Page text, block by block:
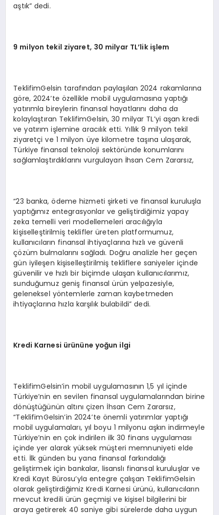
aştık” dedi.
9 milyon tekil ziyaret, 30 milyar TL’lik işlem
TeklifimGelsin tarafından paylaşılan 2024 rakamlarına
göre, 2024’te özellikle mobil uygulamasına yaptığı
yatırımla bireylerin finansal hayatlarını daha da
kolaylaştıran TeklifimGelsin, 30 milyar TL’yi aşan kredi
ve yatırım işlemine aracılık etti. Yıllık 9 milyon tekil
ziyaretçi ve 1 milyon üye kilometre taşına ulaşarak,
Türkiye finansal teknoloji sektöründe konumlarını
sağlamlaştırdıklarını vurgulayan İhsan Cem Zararsız,
“23 banka, ödeme hizmeti şirketi ve finansal kuruluşla
yaptığımız entegrasyonlar ve geliştirdiğimiz yapay
zeka temelli veri modellemeleri aracılığıyla
kişiselleştirilmiş teklifler üreten platformumuz,
kullanıcıların finansal ihtiyaçlarına hızlı ve güvenli
çözüm bulmalarını sağladı. Doğru analizle her geçen
gün iyileşen kişiselleştirilmiş tekliflere saniyeler içinde
güvenilir ve hızlı bir biçimde ulaşan kullanıcılarımız,
sunduğumuz geniş finansal ürün yelpazesiyle,
geleneksel yöntemlerle zaman kaybetmeden
ihtiyaçlarına hızla karşılık bulabildi” dedi.
Kredi Karnesi ürününe yoğun ilgi
TeklifimGelsin’in mobil uygulamasının 1,5 yıl içinde
Türkiye’nin en sevilen finansal uygulamalarından birine
dönüştüğünün altını çizen İhsan Cem Zararsız,
“TeklifimGelsin’in 2024’te önemli yatırımlar yaptığı
mobil uygulamaları, yıl boyu 1 milyonu aşkın indirmeyle
Türkiye’nin en çok indirilen ilk 30 finans uygulaması
içinde yer alarak yüksek müşteri memnuniyeti elde
etti. İlk günden bu yana finansal farkındalığı
geliştirmek için bankalar, lisanslı finansal kuruluşlar ve
Kredi Kayıt Bürosu’yla entegre çalışan TeklifimGelsin
olarak geliştirdiğimiz Kredi Karnesi ürünü, kullanıcıların
mevcut kredili ürün geçmişi ve kişisel bilgilerini bir
araya getirerek 40 saniye gibi sürelerde daha uygun